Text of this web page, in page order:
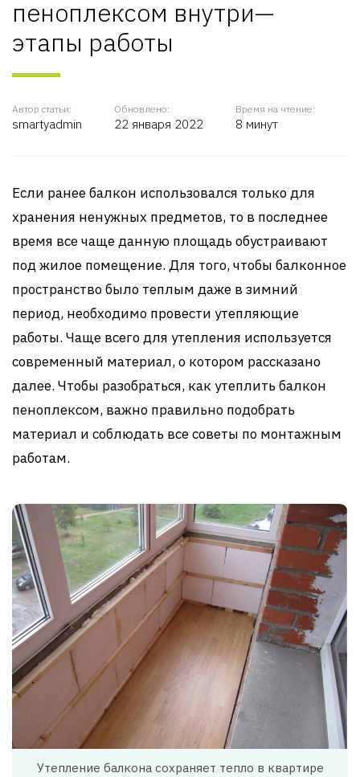
пеноплексом внутри—
этапы работы
Автор статьи:
smartyadmin
Обновлено:
22 января 2022
Время на чтение:
8 минут
Если ранее балкон использовался только для
хранения ненужных предметов, то в последнее
время все чаще данную площадь обустраивают
под жилое помещение. Для того, чтобы балконное
пространство было теплым даже в зимний
период, необходимо провести утепляющие
работы. Чаще всего для утепления используется
современный материал, о котором рассказано
далее. Чтобы разобраться, как утеплить балкон
пеноплексом, важно правильно подобрать
материал и соблюдать все советы по монтажным
работам.
Утепление балкона сохраняет тепло в квартире